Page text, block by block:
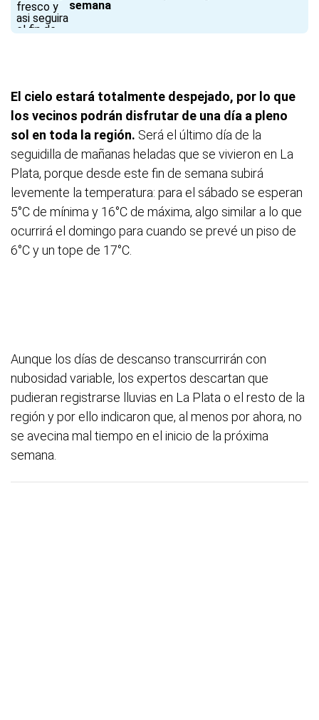
semana
El cielo estará totalmente despejado, por lo que
los vecinos podrán disfrutar de una día a pleno
sol en toda la región. Será el último día de la
seguidilla de mañanas heladas que se vivieron en La
Plata, porque desde este fin de semana subirá
levemente la temperatura: para el sábado se esperan
5°C de mínima y 16°C de máxima, algo similar a lo que
ocurrirá el domingo para cuando se prevé un piso de
6°C y un tope de 17°C.
Aunque los días de descanso transcurrirán con
nubosidad variable, los expertos descartan que
pudieran registrarse lluvias en La Plata o el resto de la
región y por ello indicaron que, al menos por ahora, no
se avecina mal tiempo en el inicio de la próxima
semana.